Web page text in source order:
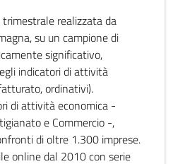
trimestrale realizzata da
su un campione di
significativo,
indicatori di attività
ordinativi).
di attività economica -
e Commercio -,
di oltre 1.300 imprese.
online dal 2010 con serie